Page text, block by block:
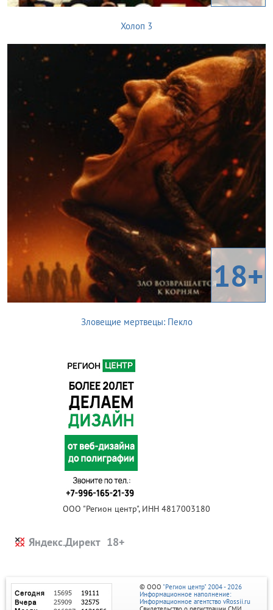
Холоп 3
18+
Зловещие мертвецы: Пекло
ООО "Регион центр", ИНН 4817003180
Яндекс.Директ
© ООО "Регион центр" 2004 - 2026
Информационное наполнение:
Информационное агентство vRossii.ru